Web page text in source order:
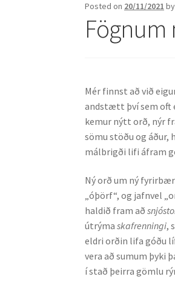
Posted on 20/11/2021 by
Fögnum
Mér finnst að við
andstætt því sem oft
kemur nýtt orð, nýr
sömu stöðu og áður,
málbrigði lifi áfram
Ný orð um ný
„óþörf“, og jafnvel
haldið fram að
útrýmaskafrenningi,
eldri orðin lifa góðu
vera að sumum þyki
í stað þeirra gömlu